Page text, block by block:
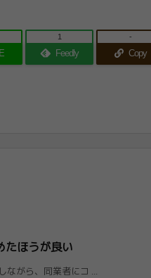
Feedly
1
Copy
-
たほうが良い
ながら、同業者にコ ...